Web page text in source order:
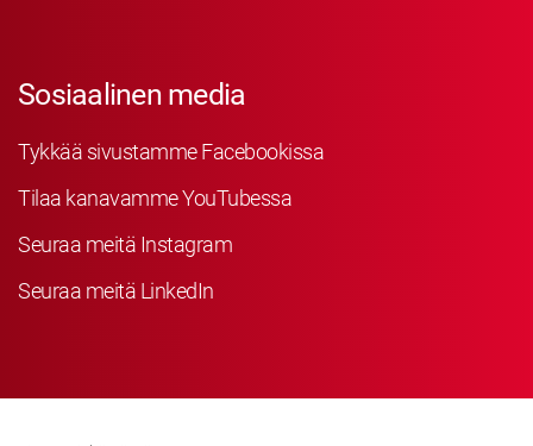
Sosiaalinen media
Tykkää sivustamme Facebookissa
Tilaa kanavamme YouTubessa
Seuraa meitä Instagram
Seuraa meitä LinkedIn